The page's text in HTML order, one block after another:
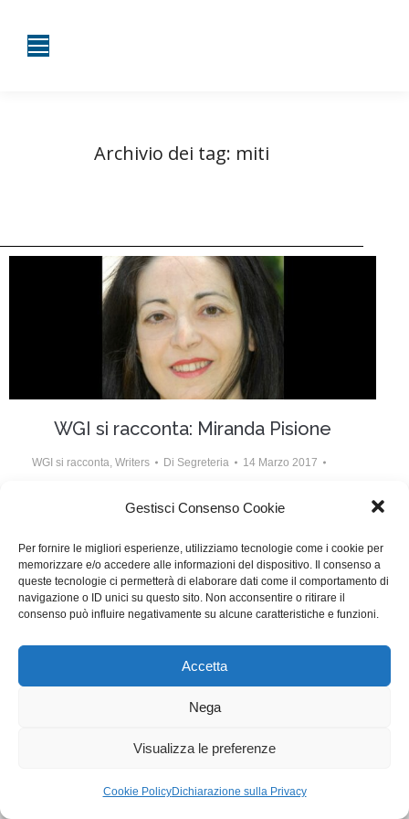
Gestisci Consenso Cookie
Per fornire le migliori esperienze, utilizziamo tecnologie come i cookie per
memorizzare e/o accedere alle informazioni del dispositivo. Il consenso a
queste tecnologie ci permetterà di elaborare dati come il comportamento di
navigazione o ID unici su questo sito. Non acconsentire o ritirare il
consenso può influire negativamente su alcune caratteristiche e funzioni.
Accetta
Nega
Visualizza le preferenze
Cookie PolicyDichiarazione sulla Privacy
Archivio dei tag: miti
WGI si racconta: Miranda Pisione
WGI si racconta Writers Di Segreteria 14 Marzo 2017
appuntamenti settimanali, la nostra socia Miranda
Pisione terrà un corso su Tecniche di Scrittura con
l’Enneagramma
WGI - Tutti i diritti riservati © 2021
Via Adolfo Albertazzi 19, 00137 Roma
+39 347 2461036
segreteria@writersguilditalia.it
Concept: Annamaria De Paola - Realizzazione: